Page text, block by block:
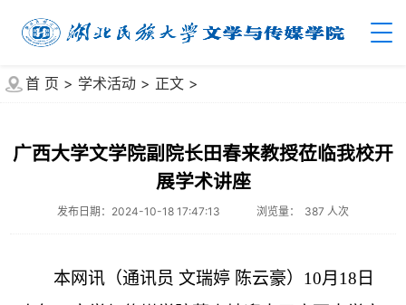
首 页 > 学术活动 > 正文 >
广西大学文学院副院长田春来教授莅临我校开
展学术讲座
发布日期：2024-10-18 17:47:13 浏览量： 387 人次
本网讯（通讯员 文瑞婷 陈云豪） 10月18日